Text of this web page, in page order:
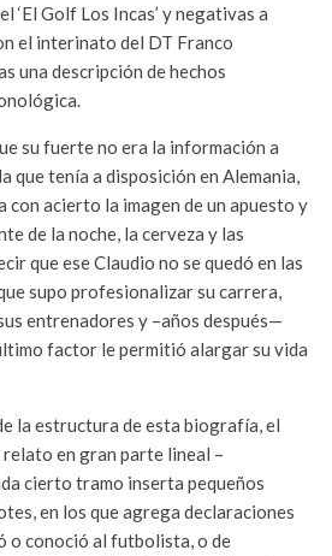
‘El Golf Los Incas’ y negativas a
el interinato del DT Franco
una descripción de hechos
su fuerte no era la información a
que tenía a disposición en Alemania,
con acierto la imagen de un apuesto y
de la noche, la cerveza y las
que ese Claudio no se quedó en las
supo profesionalizar su carrera,
entrenadores y –años después—
factor le permitió alargar su vida
la estructura de esta biografía, el
en gran parte lineal –
cierto tramo inserta pequeños
en los que agrega declaraciones
o conoció al futbolista, o de